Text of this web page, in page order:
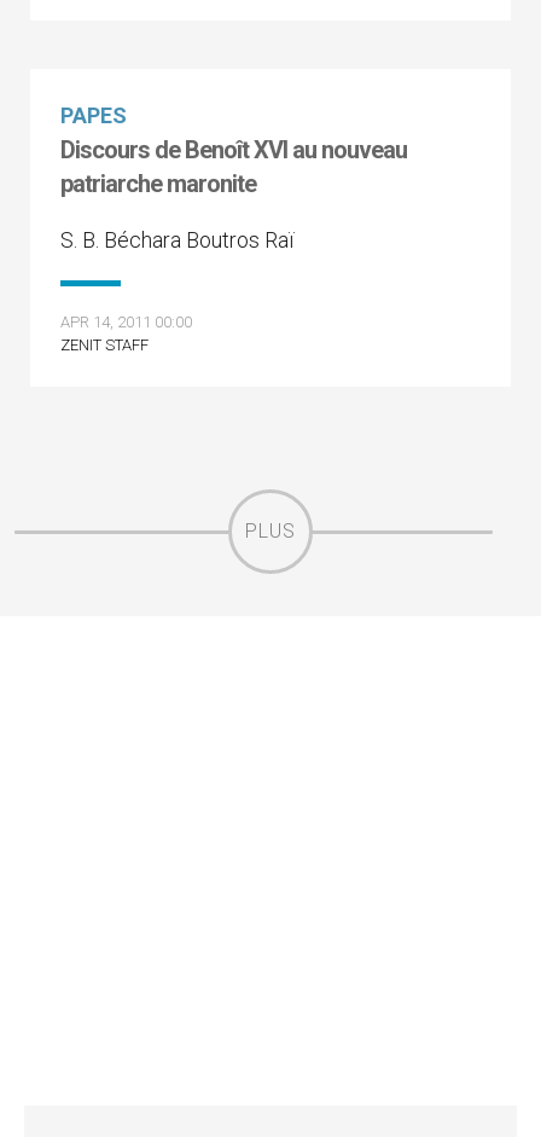
PAPES
Discours de Benoît XVI au nouveau
patriarche maronite
S. B. Béchara Boutros Raï
APR 14, 2011 00:00
ZENIT STAFF
PLUS